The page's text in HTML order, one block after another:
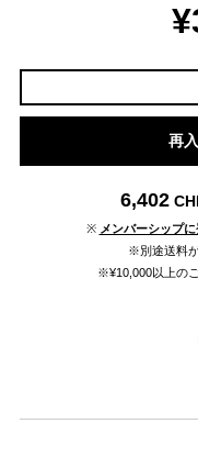
再
6,402
※ メンバーシップに
※別途送料が
※¥10,000以上の